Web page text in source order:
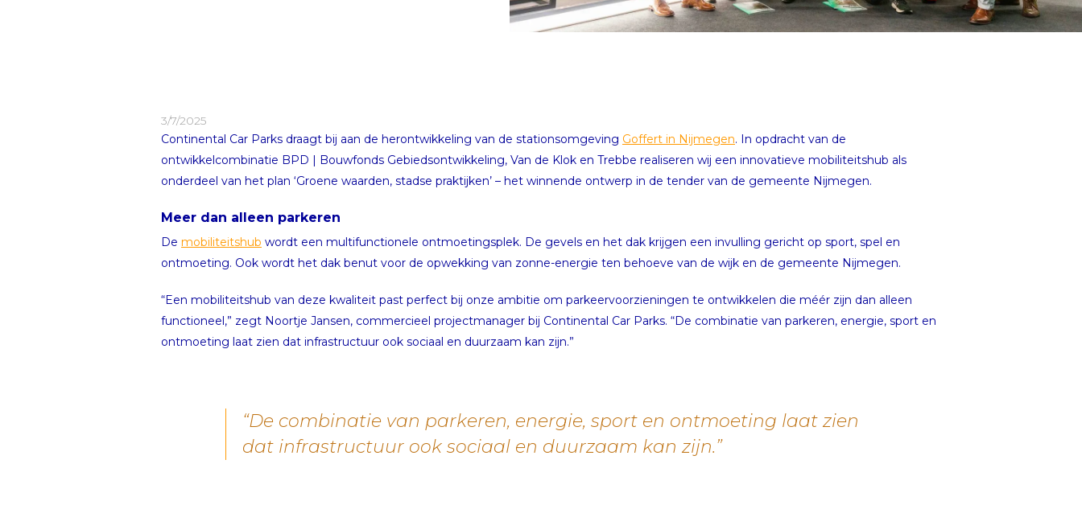
3/7/2025
Continental Car Parks draagt bij aan de herontwikkeling van de stationsomgeving Goffert in Nijmegen. In opdracht van de
ontwikkelcombinatie BPD | Bouwfonds Gebiedsontwikkeling, Van de Klok en Trebbe realiseren wij een innovatieve mobiliteitshub als
onderdeel van het plan ‘Groene waarden, stadse praktijken’ – het winnende ontwerp in de tender van de gemeente Nijmegen.
Meer dan alleen parkeren
De mobiliteitshub wordt een multifunctionele ontmoetingsplek. De gevels en het dak krijgen een invulling gericht op sport, spel en
ontmoeting. Ook wordt het dak benut voor de opwekking van zonne-energie ten behoeve van de wijk en de gemeente Nijmegen.
“Een mobiliteitshub van deze kwaliteit past perfect bij onze ambitie om parkeervoorzieningen te ontwikkelen die méér zijn dan alleen
functioneel,” zegt Noortje Jansen, commercieel projectmanager bij Continental Car Parks. “De combinatie van parkeren, energie, sport en
ontmoeting laat zien dat infrastructuur ook sociaal en duurzaam kan zijn.”
“De combinatie van parkeren, energie, sport en ontmoeting laat zien
dat infrastructuur ook sociaal en duurzaam kan zijn.”